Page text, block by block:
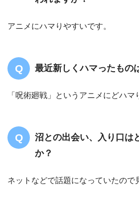
アニメにハマりやすいです。
最近新しくハマったもの
「呪術廻戦」というアニメにどハマ
沼との出会い、入り口は
か？
ネットなどで話題になっていたので